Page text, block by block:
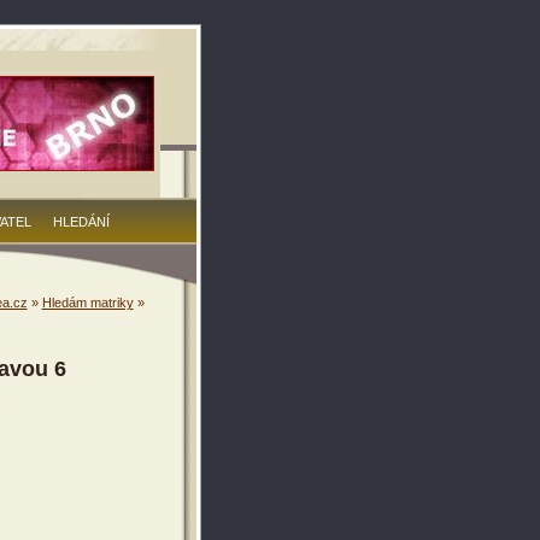
HLEDÁNÍ
» Hledám matriky»
6